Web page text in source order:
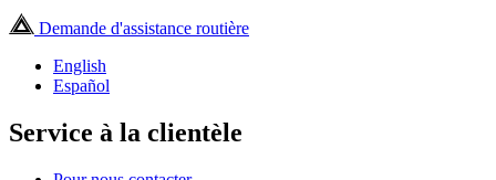
Demande d'assistance routière
English
Español
Service à la clientèle